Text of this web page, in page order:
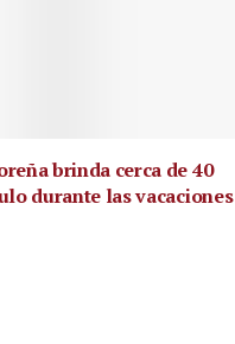
brinda cerca de 40
durante las vacaciones